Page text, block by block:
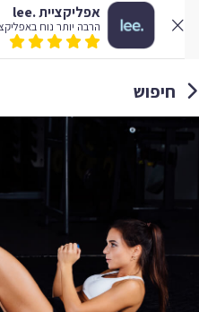
אפליקציית .lee
הרבה יותר נוח באפליקציה
חיפוש